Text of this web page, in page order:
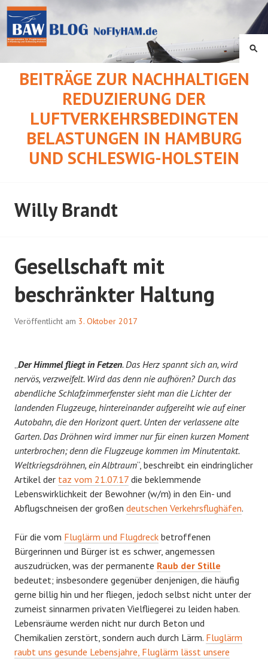
Springe
zum
Inhalt
BEITRÄGE ZUR NACHHALTIGEN
REDUZIERUNG DER
LUFTVERKEHRSBEDINGTEN
BELASTUNGEN IN HAMBURG
UND SCHLESWIG-HOLSTEIN
Willy Brandt
Gesellschaft mit
beschränkter Haltung
Veröffentlicht am 3. Oktober 2017
Der Himmel fliegt in Fetzen. Das Herz spannt sich an, wird
nervös, verzweifelt. Wird das denn nie aufhören? Durch das
abendliche Schlafzimmerfenster sieht man die Lichter der
landenden Flugzeuge, hintereinander aufgereiht wie auf einer
Autobahn, die den Horizont quert. Unten der verlassene alte
Garten. Das Dröhnen wird immer nur für einen kurzen Moment
unterbrochen; denn die Flugzeuge kommen im Minutentakt.
Weltkriegsdröhnen, ein Albtraum“, beschreibt ein eindringlicher
Artikel der taz vom 21.07.17 die beklemmende
Lebenswirklichkeit der Bewohner (w/m) in den Ein- und
Abflugschneisen der großen deutschen Verkehrsflughäfen.
Für die vom Fluglärm und Flugdreck betroffenen
Bürgerinnen und Bürger ist es schwer, angemessen
auszudrücken, was der permanente Raub der Stille
bedeutet; insbesondere gegenüber denjenigen, die häufig
gerne billig hin und her fliegen, jedoch selbst nicht unter der
zumeist sinnarmen privaten Vielfliegerei zu leiden haben.
Lebensräume werden nicht nur durch Beton und
Chemikalien zerstört, sondern auch durch Lärm. Fluglärm
raubt uns gesunde Lebensjahre, Fluglärm lässt unsere